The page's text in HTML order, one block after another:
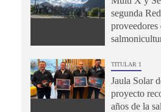
segunda
proveedores
TITULAR 1
Jaula Solar
proyecto
años de la